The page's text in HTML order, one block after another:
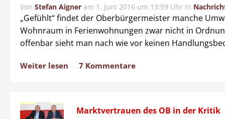
Von Stefan Aigner am 1. Juni 2016 um 13:59 Uhr in
„Gefühlt“ findet der Oberbürgermeister manche
Wohnraum in Ferienwohnungen zwar nicht in
offenbar sieht man nach wie vor keinen
Weiter lesen 7 Kommentare
Marktvertrauen des OB in der Kritik